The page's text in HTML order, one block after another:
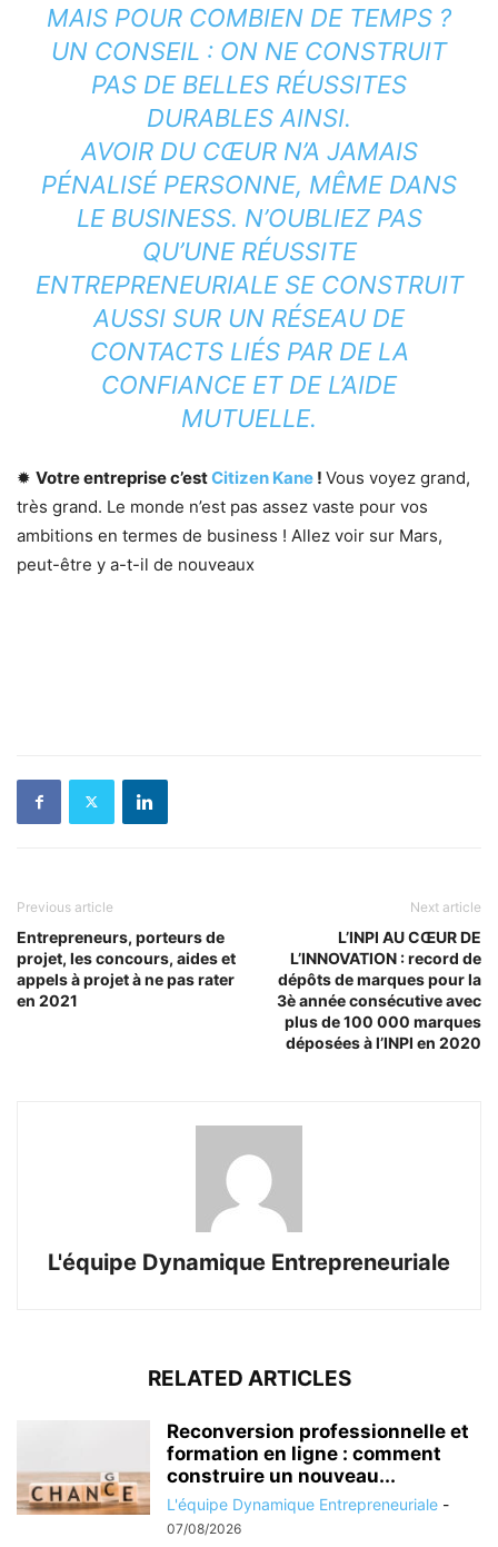
MAIS POUR COMBIEN DE TEMPS ?
UN CONSEIL : ON NE CONSTRUIT
PAS DE BELLES RÉUSSITES
DURABLES AINSI.
AVOIR DU CŒUR N’A JAMAIS
PÉNALISÉ PERSONNE, MÊME DANS
LE BUSINESS. N’OUBLIEZ PAS
QU’UNE RÉUSSITE
ENTREPRENEURIALE SE CONSTRUIT
AUSSI SUR UN RÉSEAU DE
CONTACTS LIÉS PAR DE LA
CONFIANCE ET DE L’AIDE
MUTUELLE.
✹ Votre entreprise c’estCitizen Kane ! Vous voyez grand,
très grand. Le monde n’est pas assez vaste pour vos
ambitions en termes de business ! Allez voir sur Mars,
peut-être y a-t-il de nouveaux
Previous article
Entrepreneurs, porteurs de
projet, les concours, aides et
appels à projet à ne pas rater
en 2021
Next article
L’INPI AU CŒUR DE
L’INNOVATION : record de
dépôts de marques pour la
3è année consécutive avec
plus de 100 000 marques
déposées à l’INPI en 2020
L'équipe Dynamique Entrepreneuriale
RELATED ARTICLES
Reconversion professionnelle et
formation en ligne : comment
construire un nouveau...
L'équipe Dynamique Entrepreneuriale -
07/08/2026